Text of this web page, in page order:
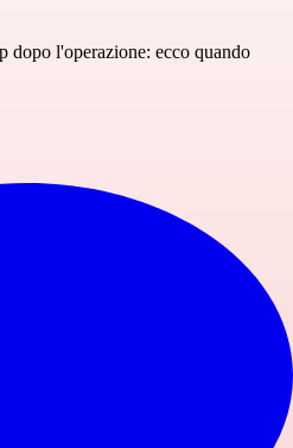
dopo l'operazione: ecco quando